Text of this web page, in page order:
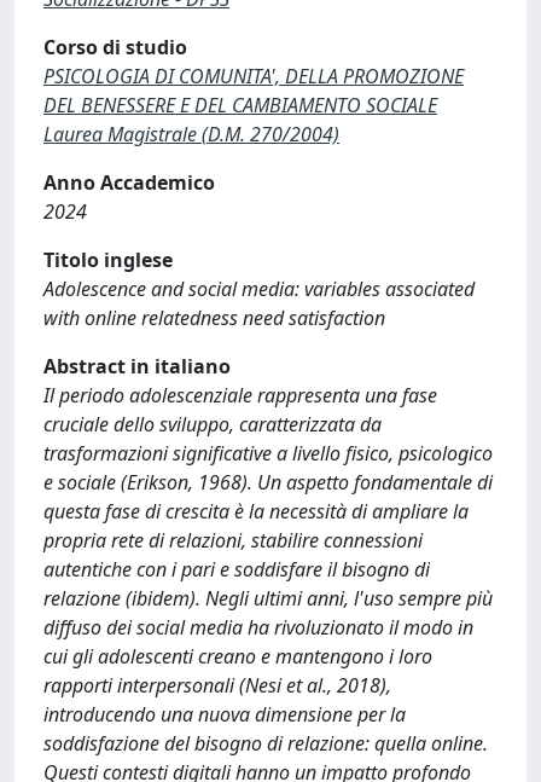
Corso di studio
PSICOLOGIA DI COMUNITA', DELLA PROMOZIONE
DEL BENESSERE E DEL CAMBIAMENTO SOCIALE
Laurea Magistrale (D.M. 270/2004)
Anno Accademico
2024
Titolo inglese
Adolescence and social media: variables associated
with online relatedness need satisfaction
Abstract in italiano
Il periodo adolescenziale rappresenta una fase
cruciale dello sviluppo, caratterizzata da
trasformazioni significative a livello fisico, psicologico
e sociale (Erikson, 1968). Un aspetto fondamentale di
questa fase di crescita è la necessità di ampliare la
propria rete di relazioni, stabilire connessioni
autentiche con i pari e soddisfare il bisogno di
relazione (ibidem). Negli ultimi anni, l'uso sempre più
diffuso dei social media ha rivoluzionato il modo in
cui gli adolescenti creano e mantengono i loro
rapporti interpersonali (Nesi et al., 2018),
introducendo una nuova dimensione per la
soddisfazione del bisogno di relazione: quella online.
Questi contesti digitali hanno un impatto profondo